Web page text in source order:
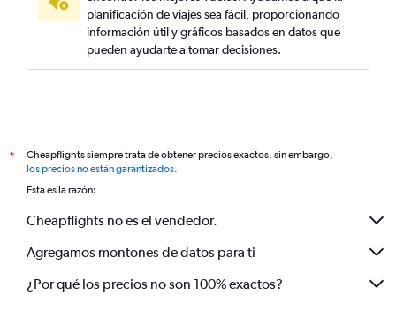
planificación de viajes sea fácil, proporcionando
información útil y gráficos basados en datos que
pueden ayudarte a tomar decisiones.
*
Cheapflights siempre trata de obtener precios exactos, sin embargo,
los precios no están garantizados.
Esta es la razón:
Cheapflights no es el vendedor.
Agregamos montones de datos para ti
¿Por qué los precios no son 100% exactos?